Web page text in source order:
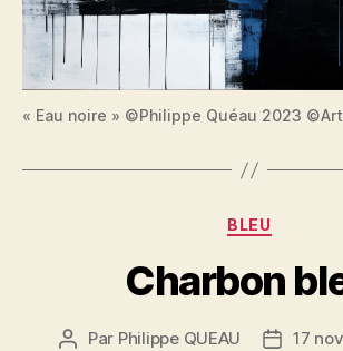
« Eau noire » ©Philippe Quéau 2023
Catégories
BLEU
Charbon
Auteur
Par Philippe QUEAU
Date
17